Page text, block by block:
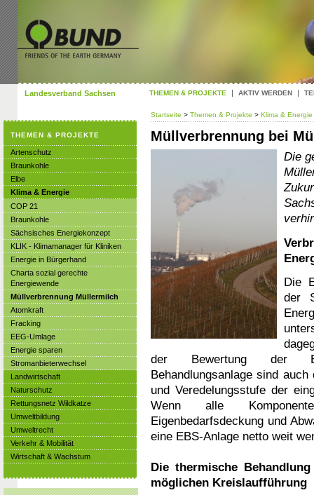
Landesverband Sachsen
Startseite > Themen & Projekte > Klima & Energie
Müllverbrennung bei
Die
Die
der
der Bewertung der
Behandlungsanlage sind
und Veredelungsstufe der
Wenn alle
Eigenbedarfsdeckung und
eine EBS-Anlage netto weit
Die thermische
möglichen Kreislaufführung
THEMEN & PROJEKTE
Artenschutz
Braunkohle
Elbe
Klima & Energie
COP 21
Braunkohle
Sächsisches Energiekonzept
KLIK - Klimamanager für Kliniken
Energie in Bürgerhand
Charta sozial gerechte
Energiewende
Müllverbrennung Müllermilch
Atomkraft
Fracking
EEG-Umlage
Energie sparen
Stromanbieterwechsel
Landwirtschaft
Naturschutz
Rettungsnetz Wildkatze
Umweltbildung
Umweltrecht
Verkehr & Mobilität
Wirtschaft & Wachstum
THEMEN & PROJEKTE AKTIV WERDEN